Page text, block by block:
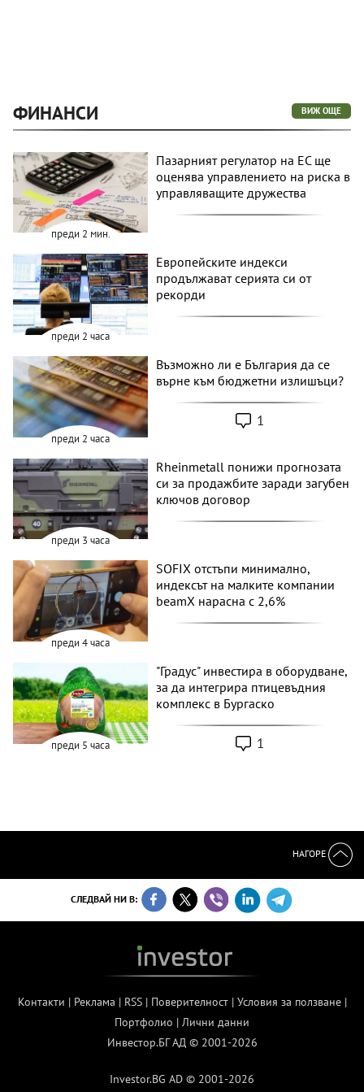
ФИНАНСИ ВИЖ ОЩЕ
преди 2 мин.
Пазарният регулатор на ЕС ще
оценява управлението на риска в
управляващите дружества
преди 2 часа
Европейските индекси
продължават серията си от
рекорди
преди 2 часа
Възможно ли е България да се
върне към бюджетни излишъци?
1
преди 3 часа
Rheinmetall понижи прогнозата
си за продажбите заради загубен
ключов договор
преди 4 часа
SOFIX отстъпи минимално,
индексът на малките компании
beamX нарасна с 2,6%
преди 5 часа
"Градус" инвестира в оборудване,
за да интегрира птицевъдния
комплекс в Бургаско
1
НАГОРЕ
СЛЕДВАЙ НИ В:
Контакти | Реклама | RSS| Поверителност| Условия за ползване|
Портфолио | Лични данни
Инвестор.БГ АД © 2001-2026
Investor.BG AD © 2001-2026